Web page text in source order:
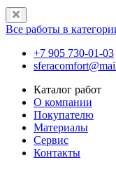
Все работы в
+7 905 730-01-03
Каталог работ
О компании
Покупателю
Материалы
Сервис
Контакты